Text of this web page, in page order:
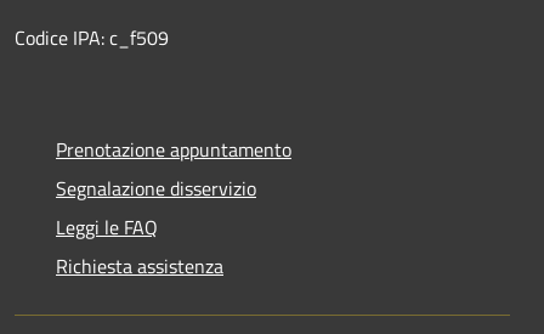
Codice IPA: c_f509
Prenotazione appuntamento
Segnalazione disservizio
Leggi le FAQ
Richiesta assistenza